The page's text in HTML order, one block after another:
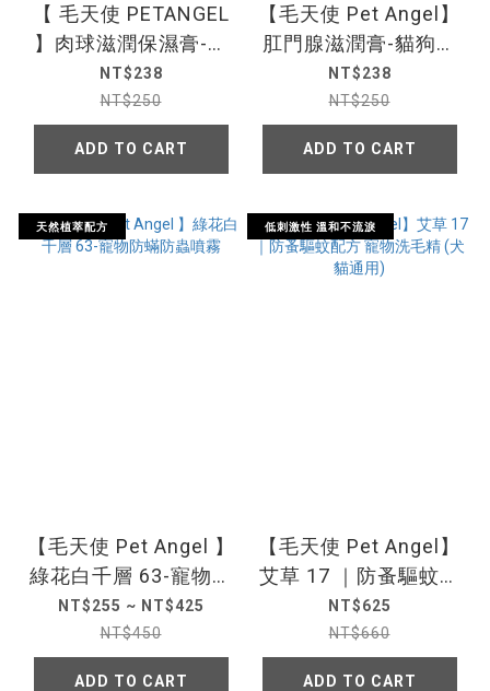
【 毛天使 PETANGEL
】肉球滋潤保濕膏-犬
貓通用
NT$238
NT$250
ADD TO CART
【毛天使 Pet Angel】
肛門腺滋潤膏-貓狗通
用
NT$238
NT$250
ADD TO CART
天然植萃配方
【毛天使 Pet Angel 】
綠花白千層 63-寵物防
蟎防蟲噴霧
NT$255 ~ NT$425
NT$450
ADD TO CART
低刺激性 溫和不流淚
【毛天使 Pet Angel】
艾草 17 ｜防蚤驅蚊配
方 寵物洗毛精 (犬貓通
用)
NT$625
NT$660
ADD TO CART